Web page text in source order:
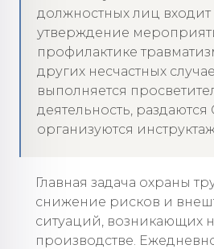
должностных лиц входит
утверждение
профилактике
других несчастных
выполняется
деятельность, раздаются
организуются
Главная задача охраны
снижение рисков и
ситуаций, возникающих
производстве.